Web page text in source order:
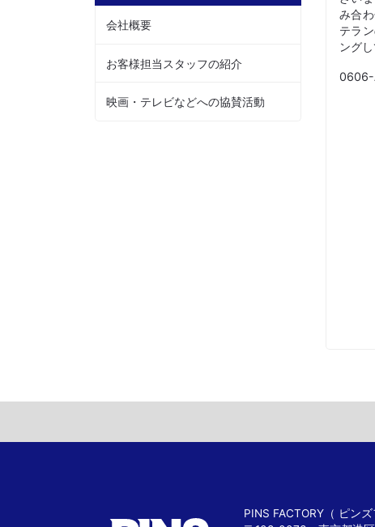
会社概要
お客様担当スタッフの紹介
映画・テレビなどへの協賛活動
み合
テラ
ングし
PINS FACTORY（ ピンズ